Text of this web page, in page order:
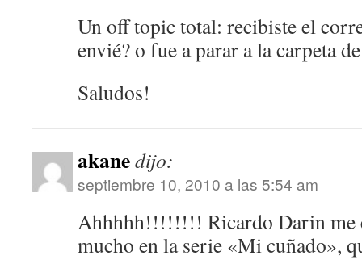
Un off topic total: recibiste el
envié? o fue a parar a la carpeta
Saludos!
akanedijo:
septiembre 10, 2010 a las 5:54 am
Ahhhhh!!!!!!!! Ricardo Darin me
mucho en la serie «Mi cuñado»,